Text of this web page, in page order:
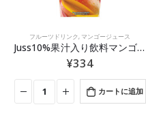
サワーチェリージュース,フルーツドリンク
JUSS 10%サワーチェリー果汁入り飲料 １Ｌ
¥334
カートに追加